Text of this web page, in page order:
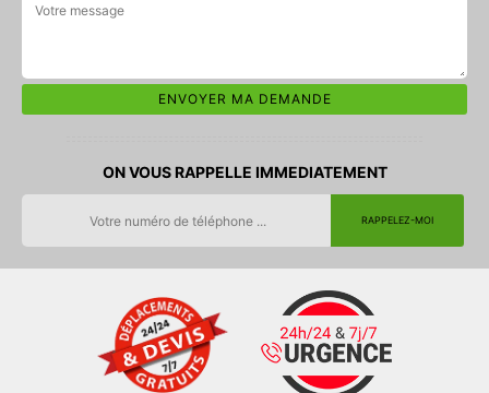
ON VOUS RAPPELLE IMMEDIATEMENT